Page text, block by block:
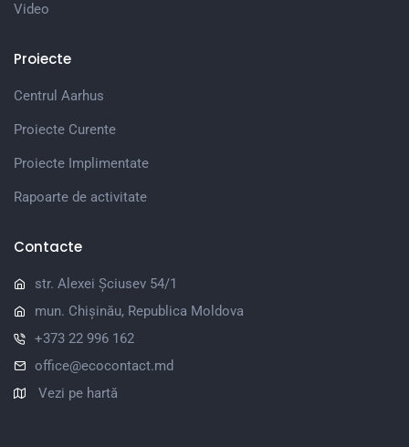
Video
Proiecte
Centrul Aarhus
Proiecte Curente
Proiecte Implimentate
Rapoarte de activitate
Contacte
str. Alexei Șciusev 54/1
mun. Chișinău, Republica Moldova
+373 22 996 162
office@ecocontact.md
Vezi pe hartă